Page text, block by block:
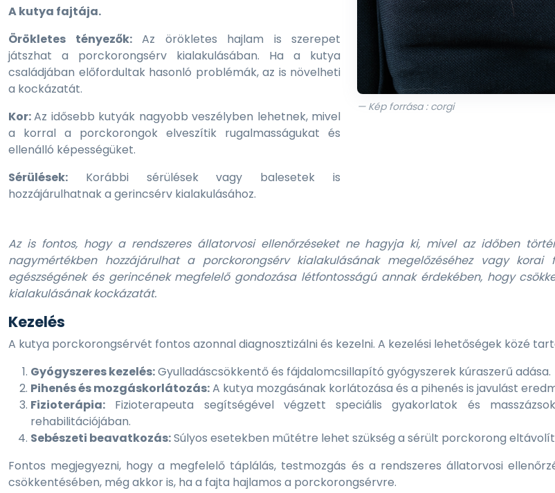
A kutya fajtája.
Örökletes tényezők:Az örökletes hajlam is szerepet
játszhat a porckorongsérv kialakulásában. Ha a kutya
családjában előfordultak hasonló problémák, az is növelheti
a kockázatát.
Kor:Az idősebb kutyák nagyobb veszélyben lehetnek, mivel
a korral a porckorongok elveszítik rugalmasságukat és
ellenálló képességüket.
Sérülések: Korábbi sérülések vagy balesetek is
hozzájárulhatnak a gerincsérv kialakulásához.
— Kép forrása : corgi
Az is fontos, hogy a rendszeres állatorvosi ellenőrzéseket ne hagyja ki, mivel az időben
nagymértékben hozzájárulhat a porckorongsérv kialakulásának megelőzéséhez vagy korai
egészségének és gerincének megfelelő gondozása létfontosságú annak érdekében, hogy
kialakulásának kockázatát.
Kezelés
A kutya porckorongsérvét fontos azonnal diagnosztizálni és kezelni. A kezelési lehetőségek közé
Gyógyszeres kezelés:Gyulladáscsökkentő és fájdalomcsillapító gyógyszerek kúraszerű adása.
Pihenés és mozgáskorlátozás:A kutya mozgásának korlátozása és a pihenés is javulást
Fizioterápia: Fizioterapeuta segítségével végzett speciális gyakorlatok és
rehabilitációjában.
Sebészeti beavatkozás:Súlyos esetekben műtétre lehet szükség a sérült porckorong
Fontos megjegyezni, hogy a megfelelő táplálás, testmozgás és a rendszeres állatorvosi
csökkentésében, még akkor is, ha a fajta hajlamos a porckorongsérvre.